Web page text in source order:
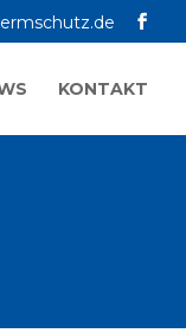
KONTAKT